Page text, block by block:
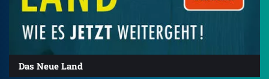
Das Neue Land